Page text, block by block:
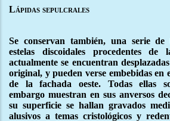
Lápidas sepulcrales
Se conservan también, una serie de
estelas discoidales procedentes de
actualmente se encuentran
original, y pueden verse embebidas en
de la fachada oeste. Todas ellas
embargo muestran en sus anversos
su superficie se hallan gravados
alusivos a temas cristológicos y